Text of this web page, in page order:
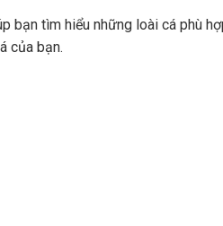
bạn tìm hiểu những loài cá phù
của bạn.